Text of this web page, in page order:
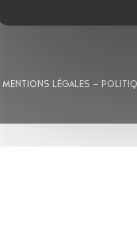
MENTIONS LÉGALES –